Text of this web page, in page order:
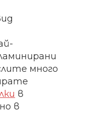
много
в
в